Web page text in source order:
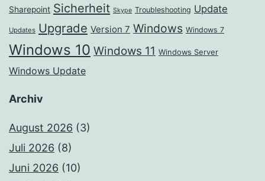
Sharepoint Sicherheit Skype Troubleshooting Update
Updates Upgrade Version 7 Windows Windows 7
Windows 10 Windows 11 Windows Server
Windows Update
Archiv
August 2026 (3)
Juli 2026 (8)
Juni 2026 (10)